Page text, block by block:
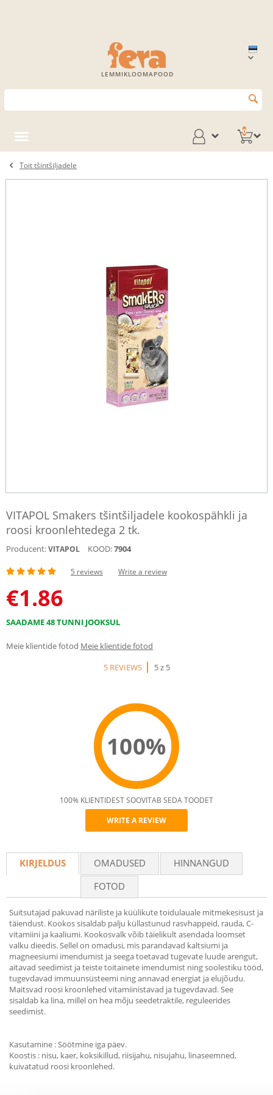
LEMMIKLOOMAPOOD
0
Toit tšintšiljadele
VITAPOL Smakers tšintšiljadele kookospähkli ja
roosi kroonlehtedega 2 tk.
Producent:VITAPOL KOOD:7904
5 reviews Write a review
€1.86
SAADAME 48 TUNNI JOOKSUL
Meie klientide fotod Meie klientide fotod
5 REVIEWS
5 z 5
100%
Recommend
100% KLIENTIDEST SOOVITAB SEDA TOODET
WRITE A REVIEW
KIRJELDUS OMADUSED
HINNANGUD
FOTOD
Suitsutajad pakuvad näriliste ja küülikute toidulauale mitmekesisust ja
täiendust. Kookos sisaldab palju küllastunud rasvhappeid, rauda, C-
vitamiini ja kaaliumi. Kookosvalk võib täielikult asendada loomset
valku dieedis. Sellel on omadusi, mis parandavad kaltsiumi ja
magneesiumi imendumist ja seega toetavad tugevate luude arengut,
aitavad seedimist ja teiste toitainete imendumist ning soolestiku tööd,
tugevdavad immuunsüsteemi ning annavad energiat ja elujõudu.
Maitsvad roosi kroonlehed vitamiinistavad ja tugevdavad. See
sisaldab ka lina, millel on hea mõju seedetraktile, reguleerides
seedimist.
Kasutamine : Söötmine iga päev.
Koostis : nisu, kaer, koksikillud, riisijahu, nisujahu, linaseemned,
kuivatatud roosi kroonlehed.